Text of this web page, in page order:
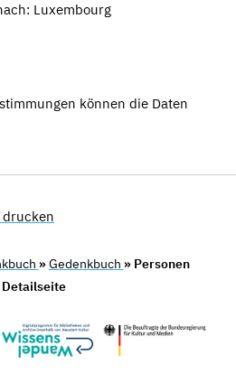
Luxembourg
können die Daten
drucken
»Gedenkbuch » Personen
Detailseite